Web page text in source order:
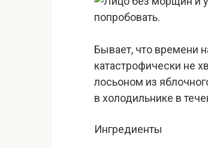
Бывает, что времени
катастрофически не
лосьоном из
в холодильнике в
Ингредиенты